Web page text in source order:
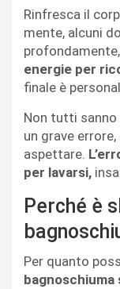
Rinfresca il
mente, alcuni
energie per
finale è
Non tutti
un grave
aspettare.
per lavarsi,
Perché è
Per quanto